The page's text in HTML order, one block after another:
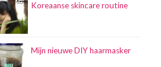
Koreaanse skincare routine
Mijn nieuwe DIY haarmasker